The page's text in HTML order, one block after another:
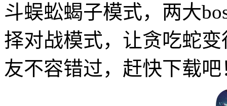
斗蜈蚣蝎子模式，两大
择对战模式，让贪吃蛇
友不容错过，赶快下载吧